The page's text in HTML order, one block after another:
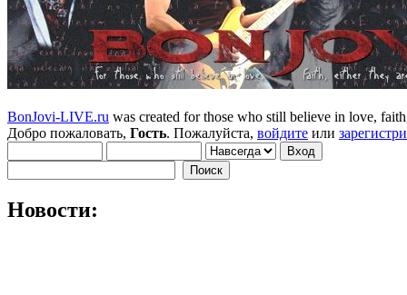
BonJovi-LIVE.ru was created for those who still believe in love,
Добро пожаловать, Гость. Пожалуйста, войдите или
Новости: